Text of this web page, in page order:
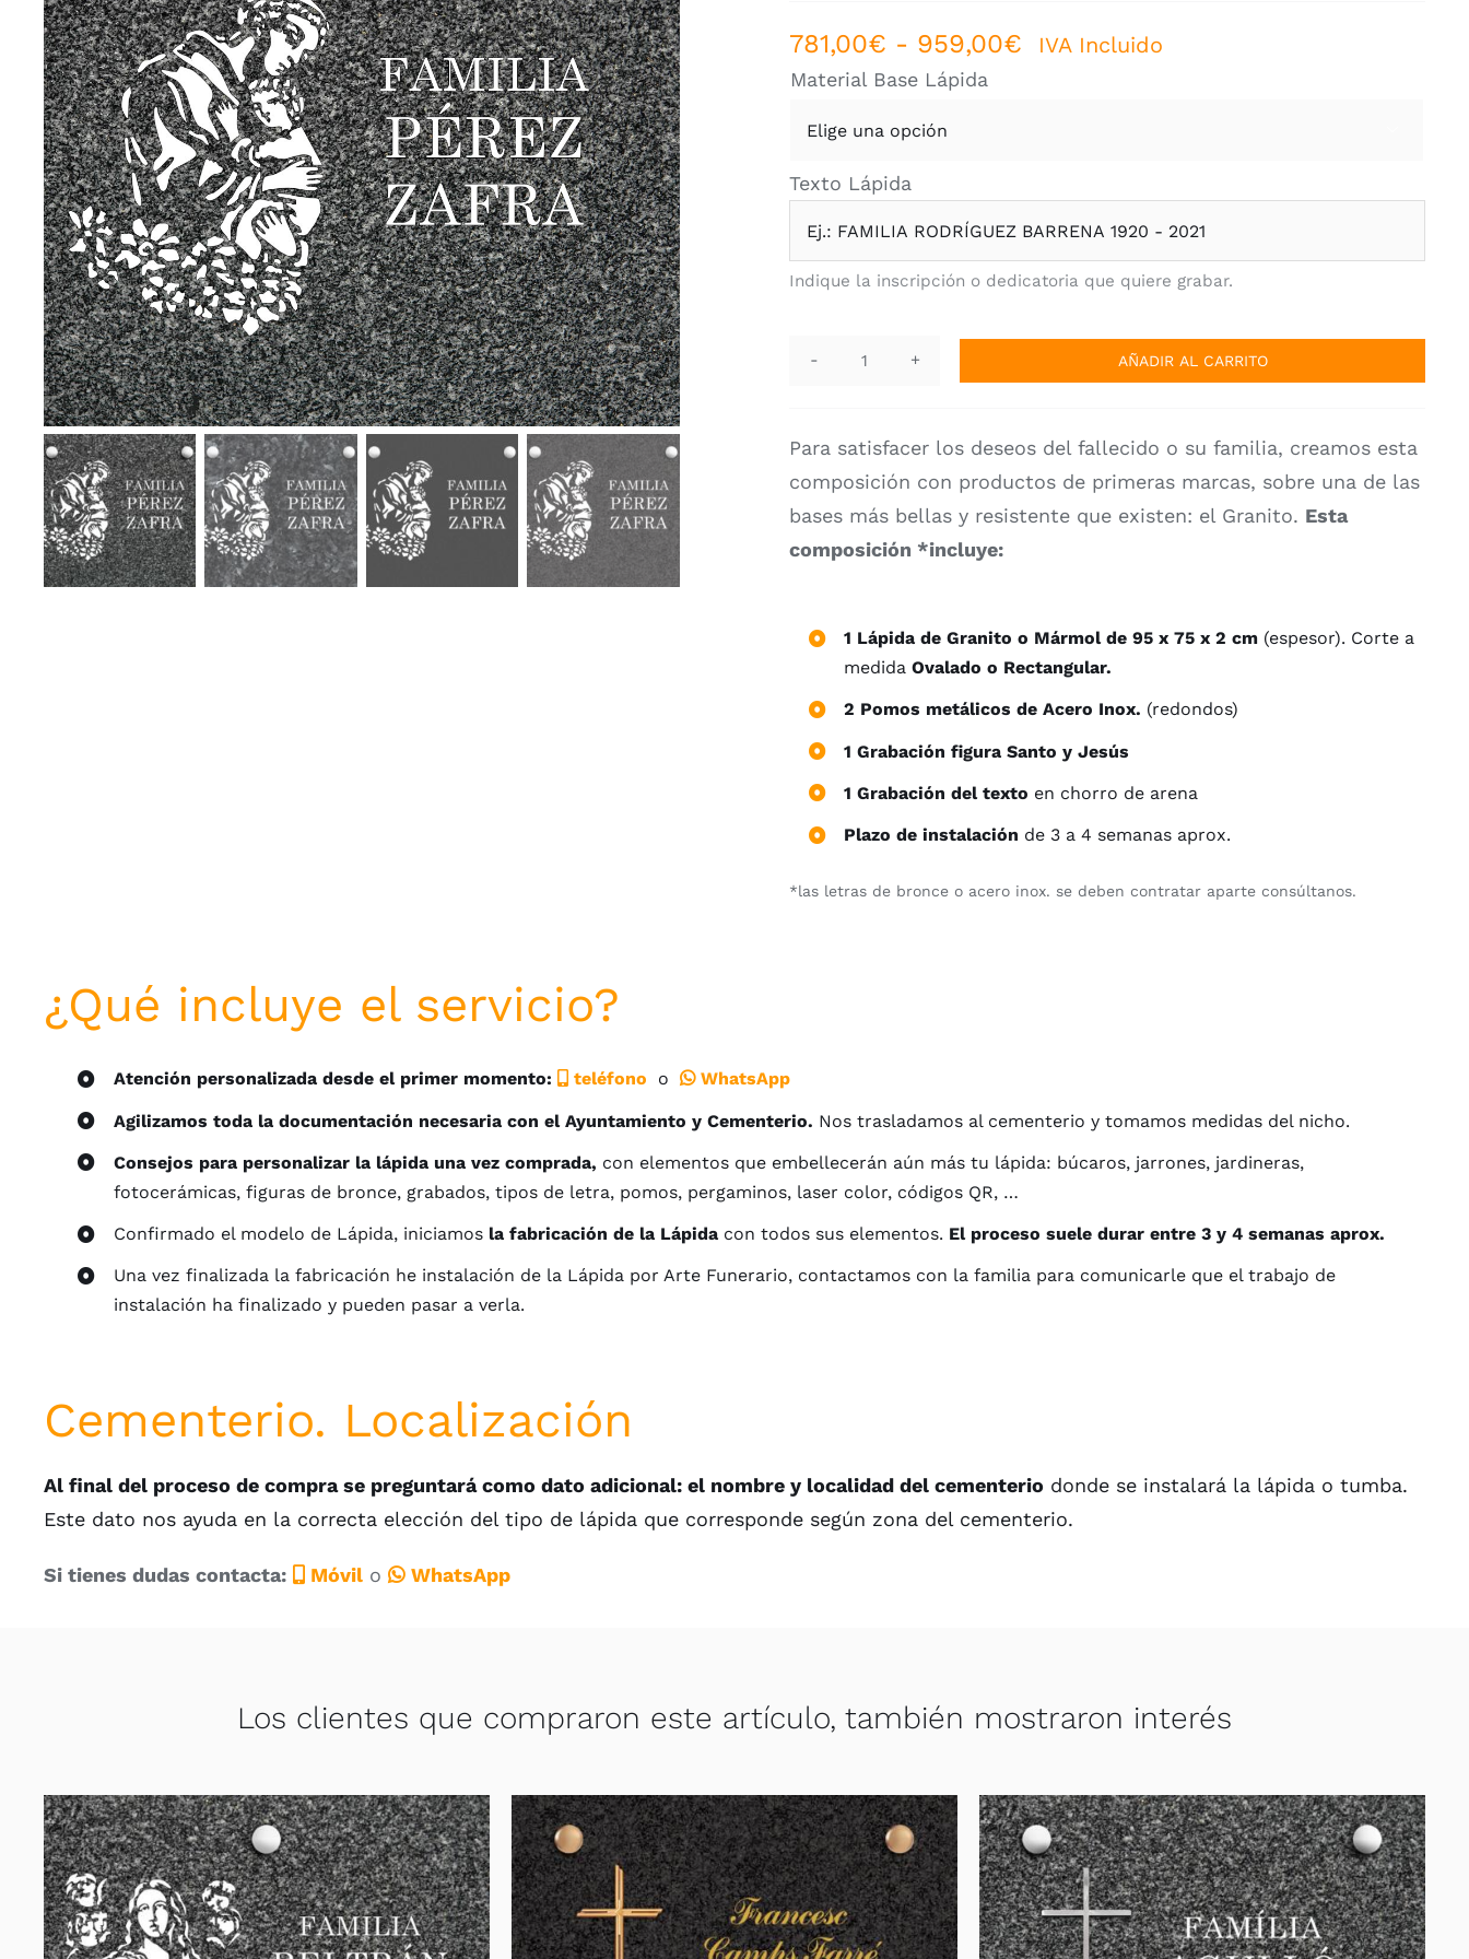
781,00€ - 959,00€ Rango
hasta
959,00€
IVA Incluido
Material Base Lápida
Texto Lápida
Indique la inscripción o dedicatoria que quiere grabar.
Lápida
2493
cantidad
AÑADIR AL CARRITO
Para satisfacer los deseos del fallecido o su familia, creamos esta
composición con productos de primeras marcas, sobre una de las
bases más bellas y resistente que existen: el Granito. Esta
composición *incluye:
1 Lápida de Granito o Mármol de 95 x 75 x 2 cm (espesor). Corte a
medidaOvalado o Rectangular.
2 Pomos metálicos de Acero Inox. (redondos)
1 Grabación figura Santo y Jesús
1 Grabación del texto en chorro de arena
Plazo de instalación de 3 a 4 semanas aprox.
*las letras de bronce o acero inox. se deben contratar aparte consúltanos.
¿Qué incluye el servicio?
Atención personalizada desde el primer momento: teléfono o WhatsApp
Agilizamos toda la documentación necesaria con el Ayuntamiento y Cementerio. Nos trasladamos al cementerio y tomamos medidas del nicho.
Consejos para personalizar la lápida una vez comprada, con elementos que embellecerán aún más tu lápida: búcaros, jarrones, jardineras,
fotocerámicas, figuras de bronce, grabados, tipos de letra, pomos, pergaminos, laser color, códigos QR, …
Confirmado el modelo de Lápida, iniciamos la fabricación de la Lápidacon todos sus elementos. El proceso suele durar entre 3 y 4 semanas aprox.
Una vez finalizada la fabricación he instalación de la Lápida por Arte Funerario, contactamos con la familia para comunicarle que el trabajo de
instalación ha finalizado y pueden pasar a verla.
Cementerio. Localización
Al final del proceso de compra se preguntará como dato adicional: el nombre y localidad del cementeriodonde se instalará la lápida o tumba.
Este dato nos ayuda en la correcta elección del tipo de lápida que corresponde según zona del cementerio.
Si tienes dudas contacta: Móvilo WhatsApp
Los clientes que compraron este artículo, también mostraron interés